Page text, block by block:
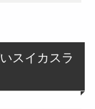
スイカスラ